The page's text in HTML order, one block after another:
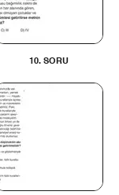
10. SORU